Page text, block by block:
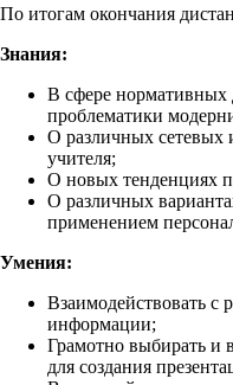
По итогам окончания
Знания:
В сфере нормативных
проблематики
О различных сетевых
учителя;
О новых тенденциях
О различных
применением
Умения:
Взаимодействовать с
информации;
Грамотно выбирать и
для создания